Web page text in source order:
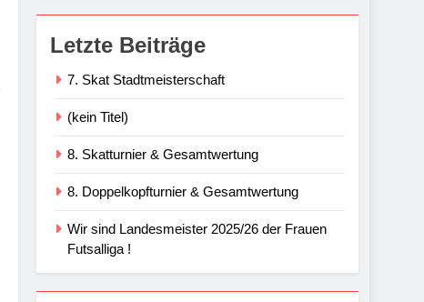
Letzte Beiträge
7. Skat Stadtmeisterschaft
(kein Titel)
8. Skatturnier & Gesamtwertung
8. Doppelkopfturnier & Gesamtwertung
Wir sind Landesmeister 2025/26 der Frauen
Futsalliga !